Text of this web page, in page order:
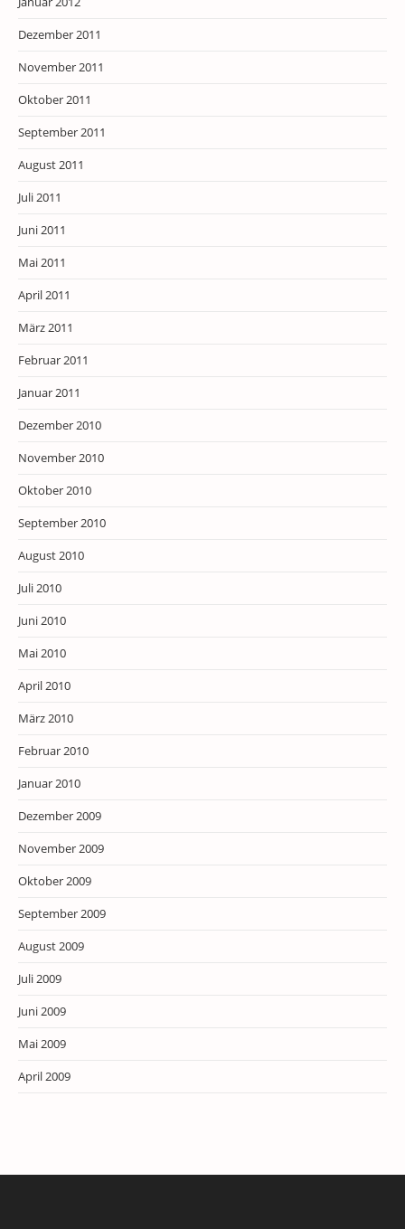
Dezember 2011
November 2011
Oktober 2011
September 2011
August 2011
Juli 2011
Juni 2011
Mai 2011
April 2011
März 2011
Februar 2011
Januar 2011
Dezember 2010
November 2010
Oktober 2010
September 2010
August 2010
Juli 2010
Juni 2010
Mai 2010
April 2010
März 2010
Februar 2010
Januar 2010
Dezember 2009
November 2009
Oktober 2009
September 2009
August 2009
Juli 2009
Juni 2009
Mai 2009
April 2009